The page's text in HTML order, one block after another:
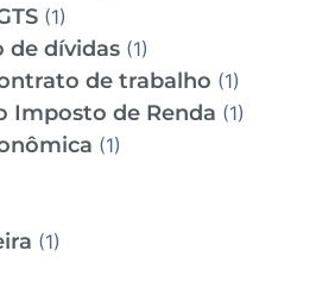
(1)
de dívidas (1)
de trabalho (1)
Imposto de Renda (1)
(1)
(1)